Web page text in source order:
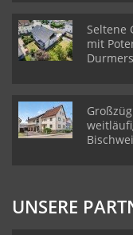
Seltene
mit
UNSERE